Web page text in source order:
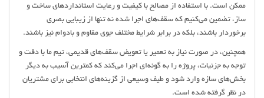
ممکن است. با استفاده از مصالح با کیفیت و رعایت استانداردهای ساخت و
ساز، تضمین می‌کنیم که سقف‌های اجرا شده نه تنها از زیبایی بصری
برخوردار باشند، بلکه در برابر شرایط مختلف جوی مقاوم و بادوام نیز باشند.
همچنین، در صورت نیاز به تعمیر یا تعویض سقف‌های قدیمی، تیم ما با دقت و
توجه به جزئیات، پروژه را به گونه‌ای اجرا می‌کند که کمترین آسیب به دیگر
بخش‌های سازه وارد شود و طیف وسیعی از گزینه‌های انتخابی برای مشتریان
در نظر گرفته شده است.